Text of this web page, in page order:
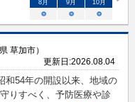
8月 9月 10月
○ ○ ○
草加市）
更新日:2026.08.04
和54年の開設以来、地域の
りすべく、予防医療や診